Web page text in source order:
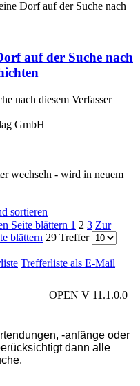
auf der Suche nach
nach diesem Verfasser
GmbH
wechseln - wird in neuem
sortieren
Seite blättern 1 2 3 Zur
blättern 29 Treffer
Trefferliste als E-Mail
OPEN V 11.1.0.0
-anfänge oder
dann alle